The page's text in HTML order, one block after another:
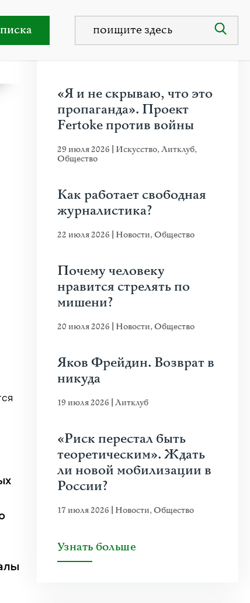
«Я и не скрываю, что это
пропаганда». Проект
Fertoke против войны
29 июля 2026 Искусство,Литклуб,
Общество
Как работает свободная
журналистика?
22 июля 2026 Новости,Общество
Почему человеку
нравится стрелять по
мишени?
20 июля 2026 Новости,Общество
Яков Фрейдин. Возврат в
никуда
19 июля 2026 Литклуб
«Риск перестал быть
теоретическим». Ждать
ли новой мобилизации в
России?
17 июля 2026 Новости,Общество
Узнать больше